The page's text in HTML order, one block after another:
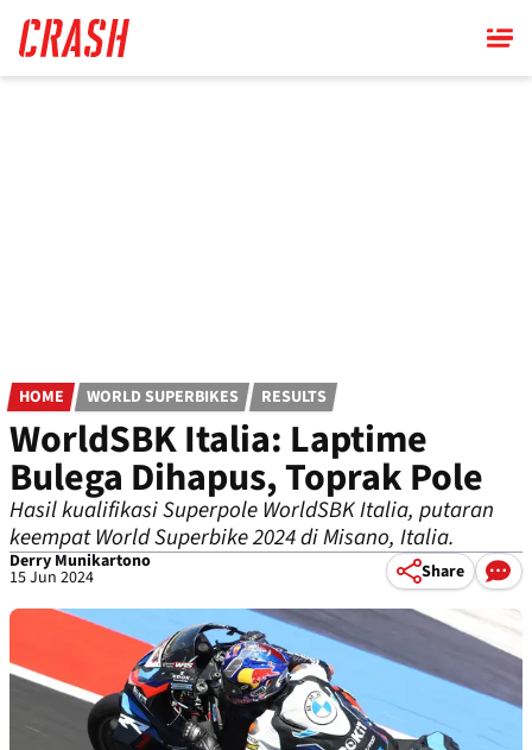
main
content
HOME WORLD SUPERBIKES RESULTS
WorldSBK Italia: Laptime
Bulega Dihapus, Toprak Pole
Hasil kualifikasi Superpole WorldSBK Italia, putaran
keempat World Superbike 2024 di Misano, Italia.
Derry Munikartono
15 Jun 2024 Share